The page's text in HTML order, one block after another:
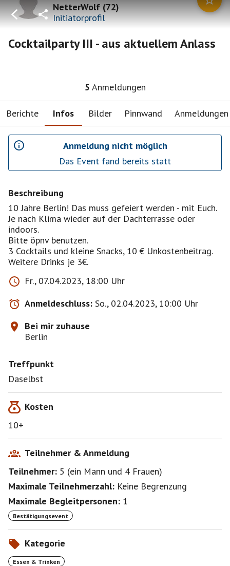
NetterWolf(72)
Initiatorprofil
Cocktailparty III - aus aktuellem Anlass
5 Anmeldungen
Berichte Infos Bilder Pinnwand Anmeldungen
Anmeldung nicht möglich
Das Event fand bereits statt
Beschreibung
10 Jahre Berlin! Das muss gefeiert werden - mit Euch.
Je nach Klima wieder auf der Dachterrasse oder
indoors.
Bitte öpnv benutzen.
3 Cocktails und kleine Snacks, 10 € Unkostenbeitrag.
Weitere Drinks je 3€.
Fr., 07.04.2023, 18:00 Uhr
Anmeldeschluss: So., 02.04.2023, 10:00 Uhr
Bei mir zuhause
Berlin
Treffpunkt
Daselbst
Kosten
10+
Teilnehmer & Anmeldung
Teilnehmer: 5 (ein Mann und 4 Frauen)
Maximale Teilnehmerzahl: Keine Begrenzung
Maximale Begleitpersonen: 1
Bestätigungsevent
Kategorie
Essen & Trinken